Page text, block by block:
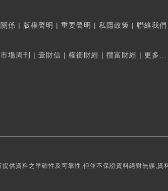
係 | 版權聲明 | 重要聲明 | 私隱政策 | 聯絡我們
場周刊 | 壹財信 | 權衡財經 | 攬富財經 | 更多...
供資料之準確性及可靠性,但並不保證資料絕對無誤,資